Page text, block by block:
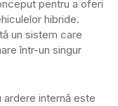
pentru a oferi
hibride.
un sistem care
într-un singur
ardere internă este